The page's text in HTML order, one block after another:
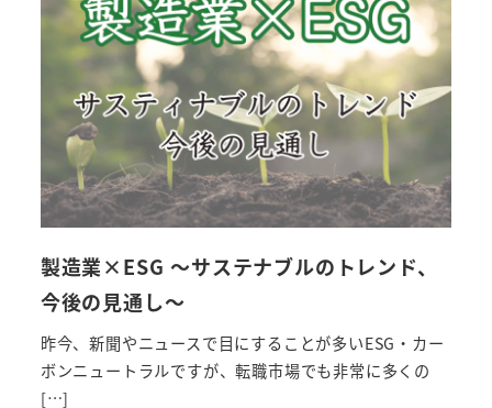
製造業×ESG ～サステナブルのトレンド、
今後の見通し～
昨今、新聞やニュースで目にすることが多いESG・カー
ボンニュートラルですが、転職市場でも非常に多くの
[…]